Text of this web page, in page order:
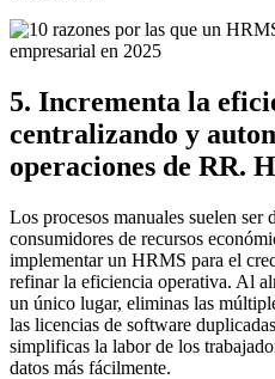
5. Incrementa la
centralizando y
operaciones de RR.
Los procesos manuales suelen ser
consumidores de recursos
implementar un HRMS para el
refinar la eficiencia operativa. Al
un único lugar, eliminas las
las licencias de software
simplificas la labor de los
datos más fácilmente.